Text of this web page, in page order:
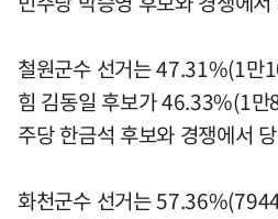
철원군수 선거는 47.31%(1만
힘 김동일 후보가 46.33%(1만
주당 한금석 후보와 경쟁에서
화천군수 선거는